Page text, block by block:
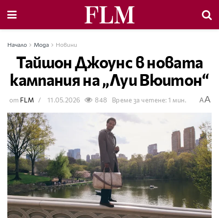
Начало Мода Новини
Тайшон Джоунс в новата
кампания на „Луи Вюитон“
от FLM 11.05.2026 848 Време за четене: 1 мин. AA